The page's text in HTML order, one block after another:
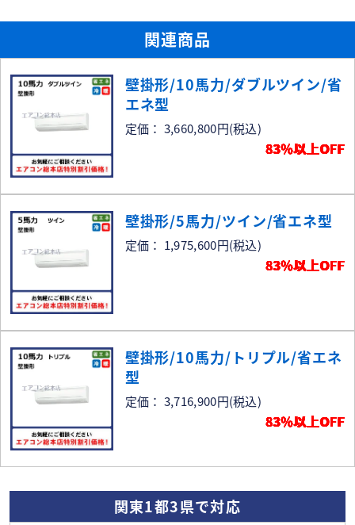
関連商品
壁掛形/10馬力/ダブルツイン/省
エネ型
定価： 3,660,800円(税込)
83％以上OFF
壁掛形/5馬力/ツイン/省エネ型
定価： 1,975,600円(税込)
83％以上OFF
壁掛形/10馬力/トリプル/省エネ
型
定価： 3,716,900円(税込)
83％以上OFF
関東1都3県で対応